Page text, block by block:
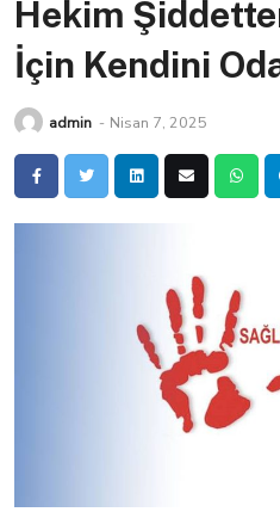
Hekim
İçin Kendini
admin - Nisan 7, 2025